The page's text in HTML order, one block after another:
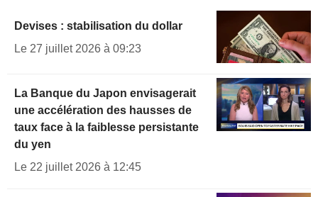
Devises : stabilisation du dollar
Le 27 juillet 2026 à 09:23
La Banque du Japon envisagerait
une accélération des hausses de
taux face à la faiblesse persistante
du yen
Le 22 juillet 2026 à 12:45